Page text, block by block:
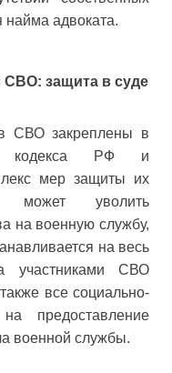
адвоката.
СВО: защита в суде
СВО закреплены в
кодекса РФ и
мер защиты их
может уволить
на военную службу,
на весь
СВО
все социально-
предоставление
военной службы.